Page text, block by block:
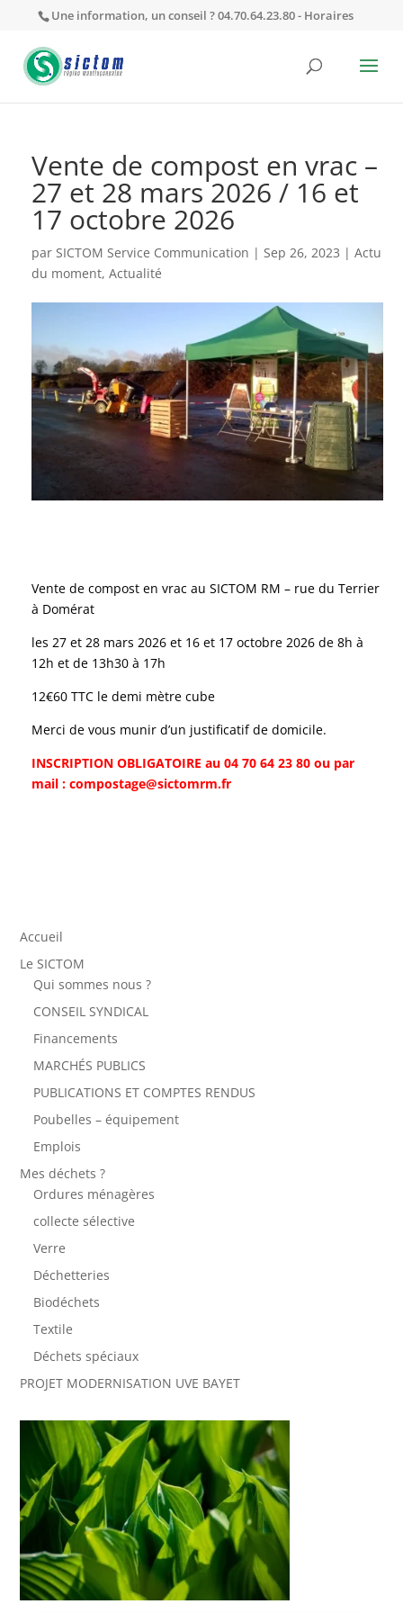
Une information, un conseil ? 04.70.64.23.80 - Horaires
Vente de compost en vrac –
27 et 28 mars 2026 / 16 et
17 octobre 2026
par SICTOM Service Communication | Sep 26, 2023 | Actu
du moment, Actualité
Vente de compost en vrac au SICTOM RM – rue du Terrier
à Domérat
les 27 et 28 mars 2026 et 16 et 17 octobre 2026 de 8h à
12h et de 13h30 à 17h
12€60 TTC le demi mètre cube
Merci de vous munir d’un justificatif de domicile.
INSCRIPTION OBLIGATOIRE au 04 70 64 23 80 ou par
mail : compostage@sictomrm.fr
Accueil
Le SICTOM
Qui sommes nous ?
CONSEIL SYNDICAL
Financements
MARCHÉS PUBLICS
PUBLICATIONS ET COMPTES RENDUS
Poubelles – équipement
Emplois
Mes déchets ?
Ordures ménagères
collecte sélective
Verre
Déchetteries
Biodéchets
Textile
Déchets spéciaux
PROJET MODERNISATION UVE BAYET